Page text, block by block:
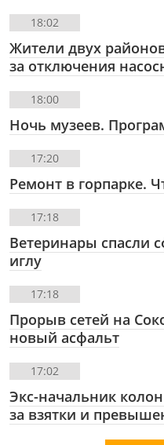
18:02
Жители двух
за отключения
18:00
Ночь музеев.
17:20
Ремонт в горпарке.
17:18
Ветеринары спасли
иглу
17:18
Прорыв сетей на
новый асфальт
17:02
Экс-начальник
за взятки и